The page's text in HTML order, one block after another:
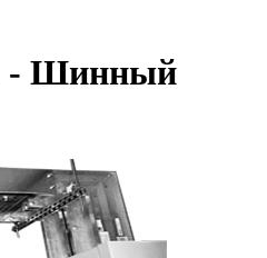
- Шинный